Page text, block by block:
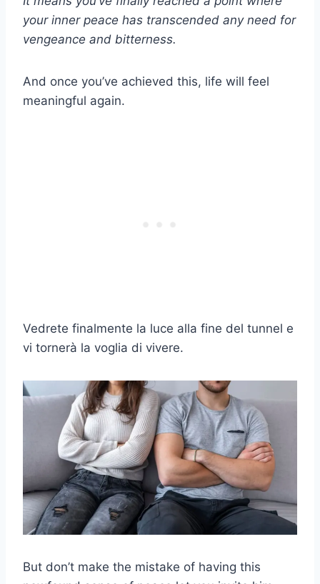
your inner peace has transcended any need for
vengeance and bitterness.
And once you’ve achieved this, life will feel
meaningful again.
Vedrete finalmente la luce alla fine del tunnel e
vi tornerà la voglia di vivere.
But don’t make the mistake of having this